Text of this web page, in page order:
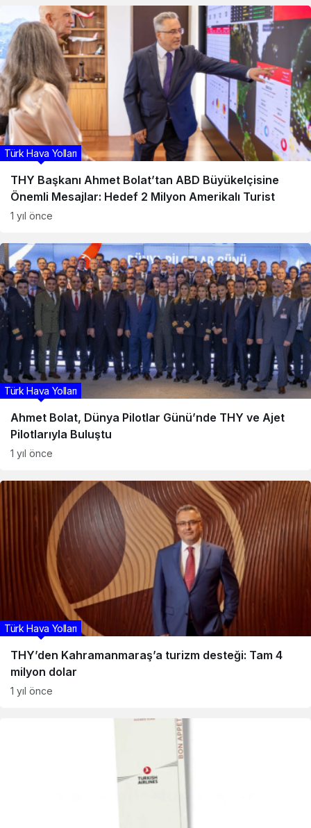
THY Başkanı Ahmet Bolat’tan ABD Büyükelçisine
Önemli Mesajlar: Hedef 2 Milyon Amerikalı Turist
Türk Hava Yolları
1 yıl önce
Ahmet Bolat, Dünya Pilotlar Günü’nde THY ve Ajet
Pilotlarıyla Buluştu
Türk Hava Yolları
1 yıl önce
THY’den Kahramanmaraş’a turizm desteği: Tam 4
milyon dolar
Türk Hava Yolları
1 yıl önce